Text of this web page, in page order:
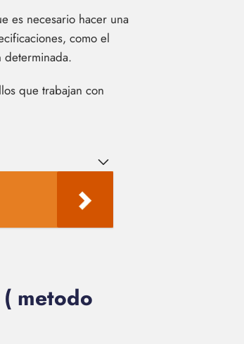
es necesario hacer una
como el
determinada.
que trabajan con
metodo